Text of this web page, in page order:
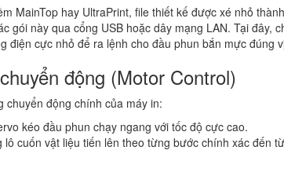
MainTop hay UltraPrint, file thiết kế được xé nhỏ
gói này qua cổng USB hoặc dây mạng LAN. Tại đây,
điện cực nhỏ để ra lệnh cho đầu phun bắn mực đúng
động (Motor Control)
chuyển động chính của máy in:
kéo đầu phun chạy ngang với tốc độ cực cao.
cuốn vật liệu tiến lên theo từng bước chính xác đến